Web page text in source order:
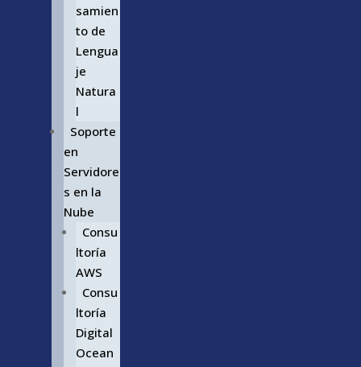
samien
to de
Lengua
je
Natura
l
Soporte
en
Servidore
s en la
Nube
Consu
ltoría
AWS
Consu
ltoría
Digital
Ocean